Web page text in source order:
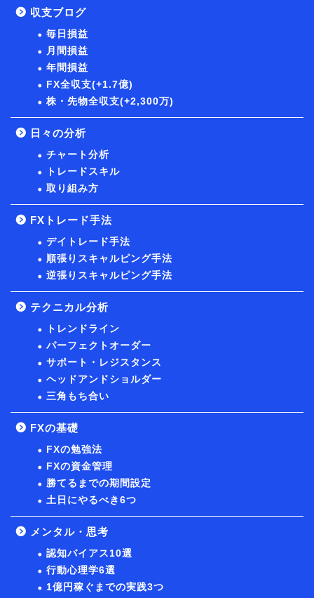
収支ブログ
毎日損益
月間損益
年間損益
FX全収支(+1.7億)
株・先物全収支(+2,300万)
日々の分析
チャート分析
トレードスキル
取り組み方
FXトレード手法
デイトレード手法
順張りスキャルピング手法
逆張りスキャルピング手法
テクニカル分析
トレンドライン
パーフェクトオーダー
サポート・レジスタンス
ヘッドアンドショルダー
三角もち合い
FXの基礎
FXの勉強法
FXの資金管理
勝てるまでの期間設定
土日にやるべき6つ
メンタル・思考
認知バイアス10選
行動心理学6選
1億円稼ぐまでの実践3つ